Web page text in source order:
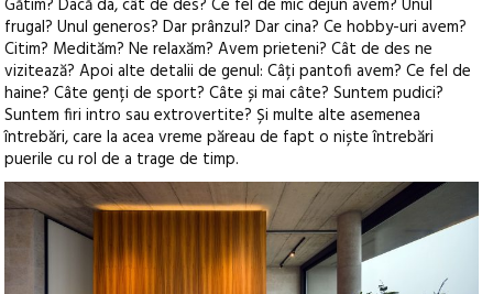
Gătim? Dacă da, cât de des? Ce fel de mic dejun avem? Unul
frugal? Unul generos? Dar prânzul? Dar cina? Ce hobby-uri avem?
Citim? Medităm? Ne relaxăm? Avem prieteni? Cât de des ne
vizitează? Apoi alte detalii de genul: Câți pantofi avem? Ce fel de
haine? Câte genți de sport? Câte și mai câte? Suntem pudici?
Suntem firi intro sau extrovertite? Și multe alte asemenea
întrebări, care la acea vreme păreau de fapt o niște întrebări
puerile cu rol de a trage de timp.